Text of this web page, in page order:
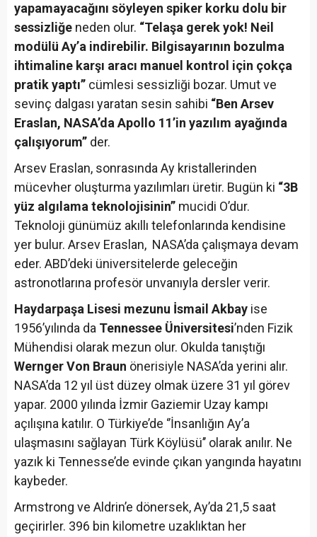
yapamayacağını söyleyen spiker korku dolu bir
sessizliğe neden olur. “Telaşa gerek yok! Neil
modülü Ay’a indirebilir. Bilgisayarının bozulma
ihtimaline karşı aracı manuel kontrol için çokça
pratik yaptı’’ cümlesi sessizliği bozar. Umut ve
sevinç dalgası yaratan sesin sahibi “Ben Arsev
Eraslan, NASA’da Apollo 11’in yazılım ayağında
çalışıyorum’’ der.
Arsev Eraslan, sonrasında Ay kristallerinden
mücevher oluşturma yazılımları üretir. Bugün ki “3B
yüz algılama teknolojisinin” mucidi O’dur.
Teknoloji günümüz akıllı telefonlarında kendisine
yer bulur. Arsev Eraslan, NASA’da çalışmaya devam
eder. ABD’deki üniversitelerde geleceğin
astronotlarına profesör unvanıyla dersler verir.
Haydarpaşa Lisesi mezunu İsmail Akbay ise
1956’yılında da Tennessee Üniversitesi’nden Fizik
Mühendisi olarak mezun olur. Okulda tanıştığı
Wernger Von Braun önerisiyle NASA’da yerini alır.
NASA’da 12 yıl üst düzey olmak üzere 31 yıl görev
yapar. 2000 yılında İzmir Gaziemir Uzay kampı
açılışına katılır. O Türkiye’de ‘’İnsanlığın Ay’a
ulaşmasını sağlayan Türk Köylüsü’’ olarak anılır. Ne
yazık ki Tennesse’de evinde çıkan yangında hayatını
kaybeder.
Armstrong ve Aldrin’e dönersek, Ay’da 21,5 saat
geçirirler. 396 bin kilometre uzaklıktan her